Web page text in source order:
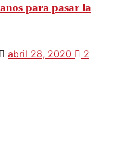
para pasar la
abril 28, 2020 2